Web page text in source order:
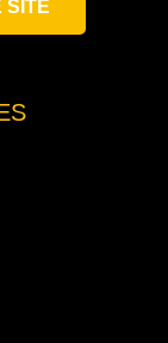
SITE